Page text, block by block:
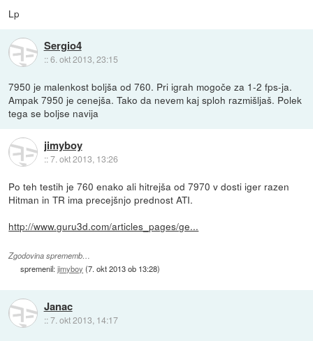
Lp
Sergio4
::6. okt 2013, 23:15
7950 je malenkost boljša od 760. Pri igrah mogoče za 1-2 fps-ja.
Ampak 7950 je cenejša. Tako da nevem kaj sploh razmišljaš. Polek
tega se boljse navija
jimyboy
::7. okt 2013, 13:26
Po teh testih je 760 enako ali hitrejša od 7970 v dosti iger razen
Hitman in TR ima precejšnjo prednost ATI.
http://www.guru3d.com/articles_pages/ge...
Zgodovina sprememb…
spremenil:jimyboy (7. okt 2013 ob 13:28)
Janac
::7. okt 2013, 14:17